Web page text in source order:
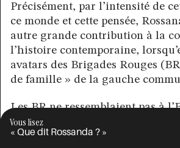
Vous lisez
« Que dit Rossanda ? »
Précisément, par l’intensité de
ce monde et cette pensée,
autre grande contribution à la
l’histoire contemporaine,
avatars des Brigades Rouges
de famille » de la gauche
Les BR ne ressemblaient pas à
l’Armée républicaine irlandaise
Rote Armee Fraktion (Fraction